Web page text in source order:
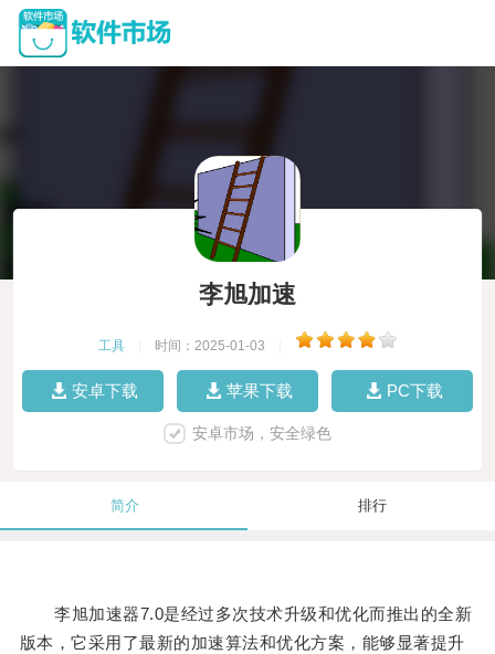
李旭加速
工具 时间：2025-01-03
安卓下载 苹果下载 PC下载
安卓市场，安全绿色
简介 排行
李旭加速器7.0是经过多次技术升级和优化而推出的全新
版本，它采用了最新的加速算法和优化方案，能够显著提升